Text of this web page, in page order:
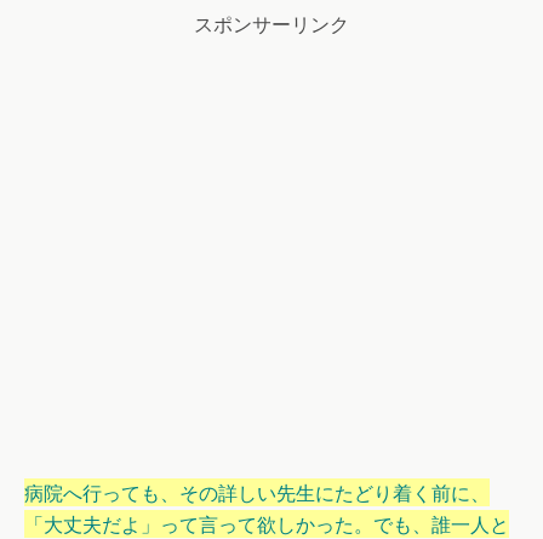
スポンサーリンク
病院へ行っても、その詳しい先生にたどり着く前に、
「大丈夫だよ」って言って欲しかった。でも、誰一人と